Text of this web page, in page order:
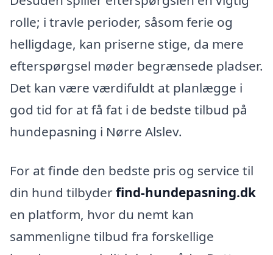
rolle; i travle perioder, såsom ferie og
helligdage, kan priserne stige, da mere
efterspørgsel møder begrænsede pladser.
Det kan være værdifuldt at planlægge i
god tid for at få fat i de bedste tilbud på
hundepasning i Nørre Alslev.
For at finde den bedste pris og service til
din hund tilbyderfind-hundepasning.dk
en platform, hvor du nemt kan
sammenligne tilbud fra forskellige